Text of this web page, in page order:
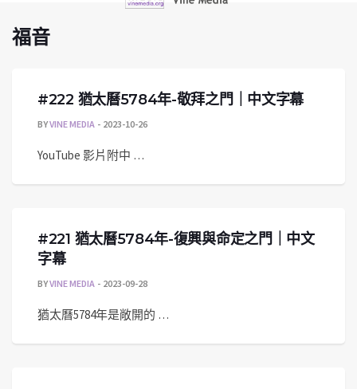
福音
#222 猶太曆5784年-敬拜之門｜中文字幕
BYVINE MEDIA 2023-10-26
YouTube 影片附中 …
#221 猶太曆5784年-復興與命定之門｜中文
字幕
BYVINE MEDIA 2023-09-28
猶太曆5784年是敞開的 …